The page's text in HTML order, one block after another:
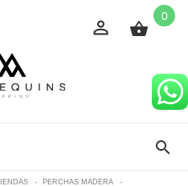
0
- PERCHAS MADERA -